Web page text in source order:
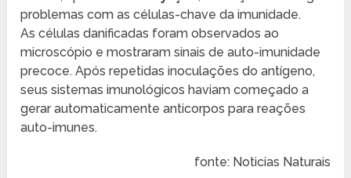
problemas com as células-chave da imunidade.
As células danificadas foram observados ao
microscópio e mostraram sinais de auto-imunidade
precoce. Após repetidas inoculações do antígeno,
seus sistemas imunológicos haviam começado a
gerar automaticamente anticorpos para reações
auto-imunes.
fonte: Noticias Naturais